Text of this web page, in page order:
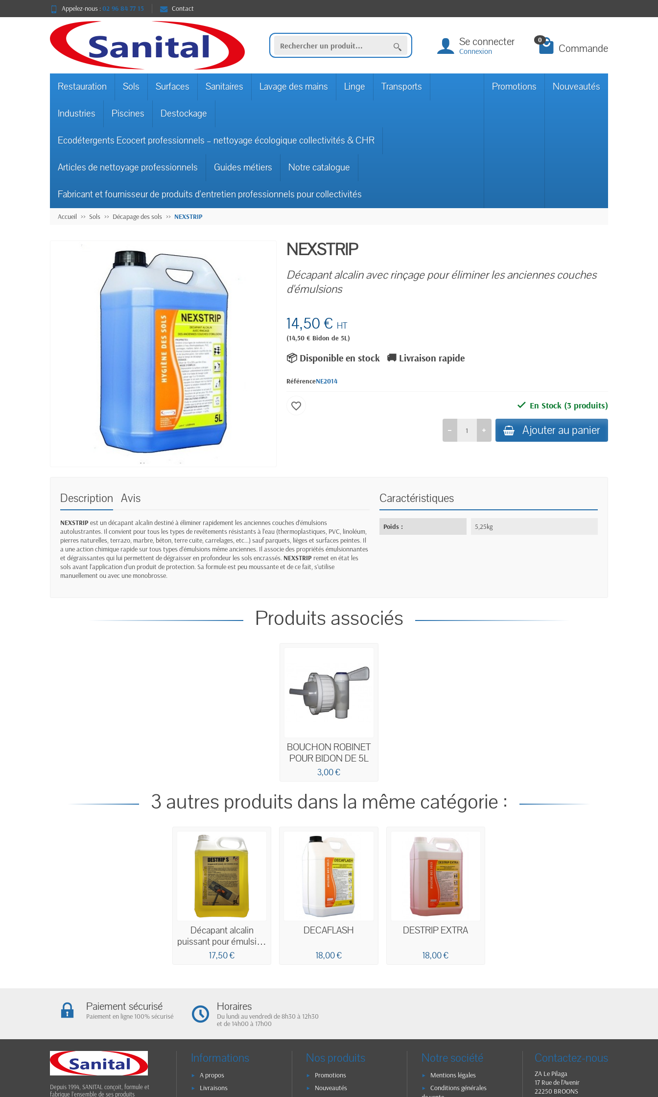
Appelez-nous :02 96 84 77 15 Contact
Se connecter
Connexion
0
Commande
Restauration Sols Surfaces Sanitaires Lavage des mains Linge Transports
Industries Piscines Destockage
Ecodétergents Ecocert professionnels – nettoyage écologique collectivités & CHR
Articles de nettoyage professionnels Guides métiers Notre catalogue
Fabricant et fournisseur de produits d'entretien professionnels pour collectivités
Promotions Nouveautés
Accueil Sols Décapage des sols NEXSTRIP
NEXSTRIP
Décapant alcalin avec rinçage pour éliminer les anciennes couches
d'émulsions
14,50 € HT
(14,50 € Bidon de 5L)
📦 Disponible en stock 🚚 Livraison rapide
RéférenceNE2014
En Stock (3 produits)
Ajouter au panier
favorite_border
Description Avis
NEXSTRIP est un décapant alcalin destiné à éliminer rapidement les anciennes couches d’émulsions
autolustrantes. Il convient pour tous les types de revêtements résistants à l’eau (thermoplastiques, PVC, linoléum,
pierres naturelles, terrazo, marbre, béton, terre cuite, carrelages, etc…) sauf parquets, lièges et surfaces peintes. Il
a une action chimique rapide sur tous types d’émulsions même anciennes. Il associe des propriétés émulsionnantes
et dégraissantes qui lui permettent de dégraisser en profondeur les sols encrassés. NEXSTRIP remet en état les
sols avant l’application d’un produit de protection. Sa formule est peu moussante et de ce fait, s’utilise
manuellement ou avec une monobrosse.
Caractéristiques
Poids : 5,25kg
Produits associés
BOUCHON ROBINET
POUR BIDON DE 5L
3,00 €
3 autres produits dans la même catégorie :
Décapant alcalin
puissant pour émulsion
de sol 5L
17,50 €
DECAFLASH
18,00 €
DESTRIP EXTRA
18,00 €
Paiement sécurisé
Paiement en ligne 100% sécurisé
Horaires
Du lundi au vendredi de 8h30 à 12h30
et de 14h00 à 17h00
Depuis 1994, SANITAL conçoit, formule et
fabrique l’ensemble de ses produits
Informations
A propos
Livraisons
Nos produits
Promotions
Nouveautés
Notre société
Mentions légales
Conditions générales
Contactez-nous
ZA Le Pilaga
17 Rue de l'Avenir
22250 BROONS